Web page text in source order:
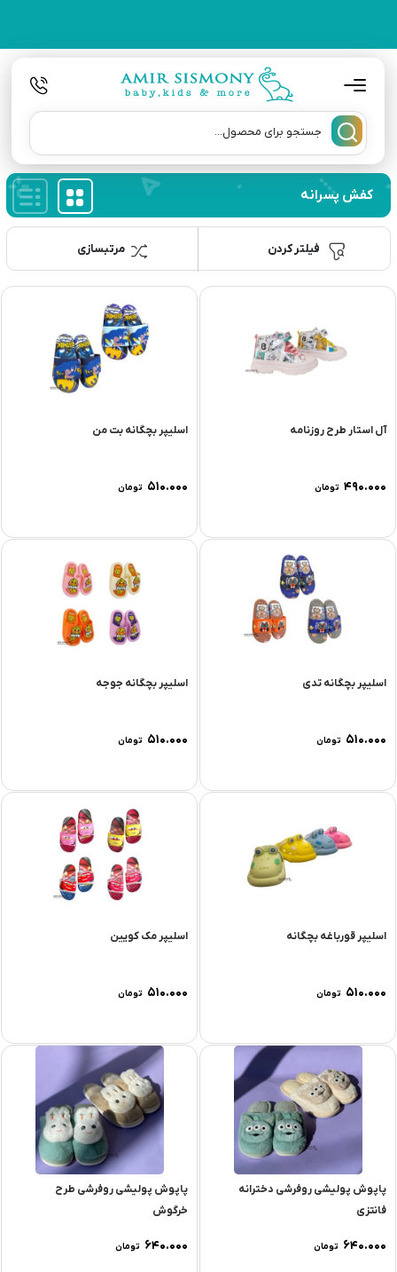
کفش پسرانه
مرتبسازی فیلتر کردن
آل استار طرح روزنامه
۴۹۰.۰۰۰ تومان
اسلیپر بچگانه بت من
۵۱۰.۰۰۰ تومان
اسلیپر بچگانه تدی
۵۱۰.۰۰۰ تومان
اسلیپر بچگانه جوجه
۵۱۰.۰۰۰ تومان
اسلیپر قورباغه بچگانه
۵۱۰.۰۰۰ تومان
اسلیپر مک کویین
۵۱۰.۰۰۰ تومان
پاپوش پولیشی روفرشی دخترانه
فانتزی
۶۴۰.۰۰۰ تومان
پاپوش پولیشی روفرشی طرح
خرگوش
۶۴۰.۰۰۰ تومان